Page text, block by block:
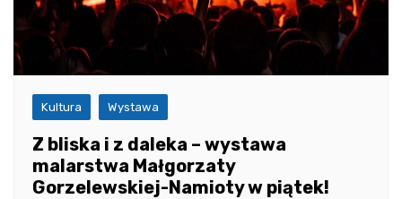
Kultura Wystawa
Z bliska i z daleka – wystawa
malarstwa Małgorzaty
Gorzelewskiej-Namioty w piątek!